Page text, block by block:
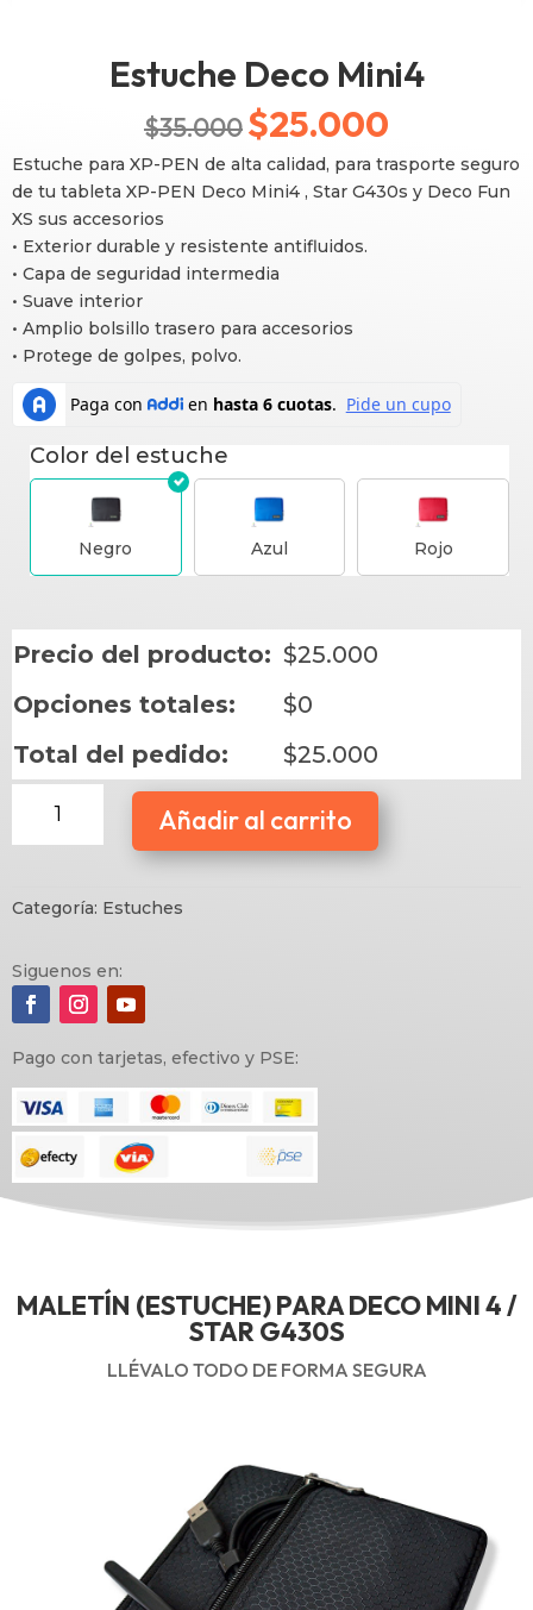
Estuche Deco Mini4
$35.000El
precio
era:
$25.000
precio
Estuche para XP-PEN de alta calidad, para trasporte seguro
de tu tableta XP-PEN Deco Mini4 , Star G430s y Deco Fun
XS sus accesorios
• Exterior durable y resistente antifluidos.
• Capa de seguridad intermedia
• Suave interior
• Amplio bolsillo trasero para accesorios
• Protege de golpes, polvo.
Color del estuche
Negro Azul Rojo
Precio del producto: $25.000
Opciones totales:
$0
Total del pedido:
$25.000
Mini4
Añadir al carrito
Categoría: Estuches
Siguenos en:
Pago con tarjetas, efectivo y PSE:
MALETÍN (ESTUCHE) PARA DECO MINI 4 /
STAR G430S
LLÉVALO TODO DE FORMA SEGURA